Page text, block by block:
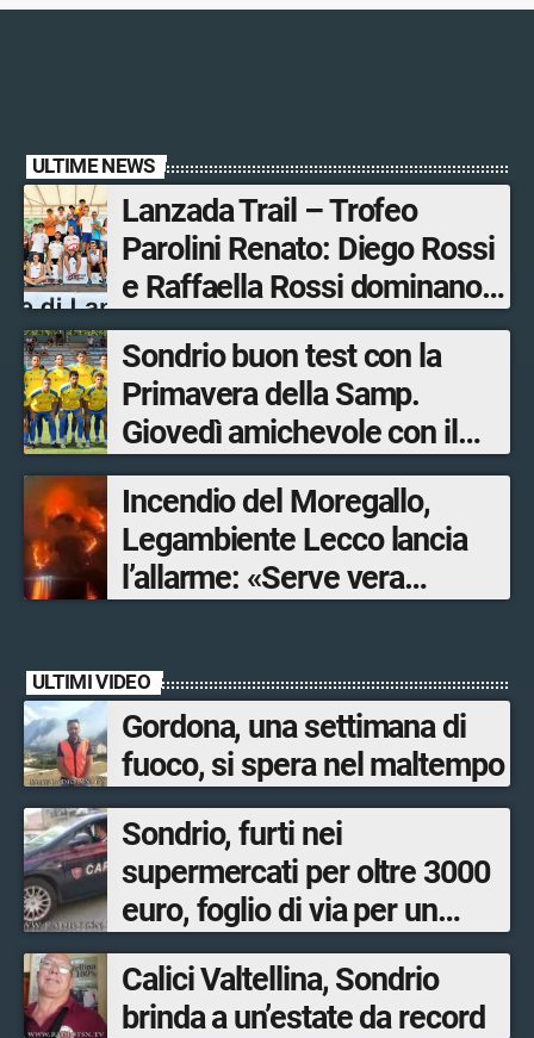
ULTIME NEWS
Lanzada Trail – Trofeo
Parolini Renato: Diego Rossi
e Raffaella Rossi dominano
la gara in Valmalenco
Sondrio buon test con la
Primavera della Samp.
Giovedì amichevole con il
Lecco
Incendio del Moregallo,
Legambiente Lecco lancia
l’allarme: «Serve vera
ULTIMI VIDEO
Gordona, una settimana di
fuoco, si spera nel maltempo
Sondrio, furti nei
supermercati per oltre 3000
euro, foglio di via per un
ventinovenne
Calici Valtellina, Sondrio
brinda a un’estate da record